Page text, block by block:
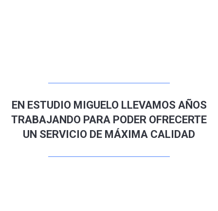
EN ESTUDIO MIGUELO LLEVAMOS AÑOS
TRABAJANDO PARA PODER OFRECERTE
UN SERVICIO DE MÁXIMA CALIDAD